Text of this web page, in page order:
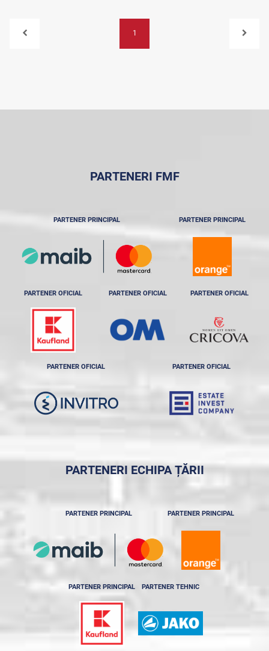
1
PARTENERI FMF
PARTENER PRINCIPAL PARTENER PRINCIPAL
PARTENER OFICIAL PARTENER OFICIAL PARTENER OFICIAL
PARTENER OFICIAL PARTENER OFICIAL
PARTENERI ECHIPA ȚĂRII
PARTENER PRINCIPAL PARTENER PRINCIPAL
PARTENER PRINCIPAL PARTENER TEHNIC